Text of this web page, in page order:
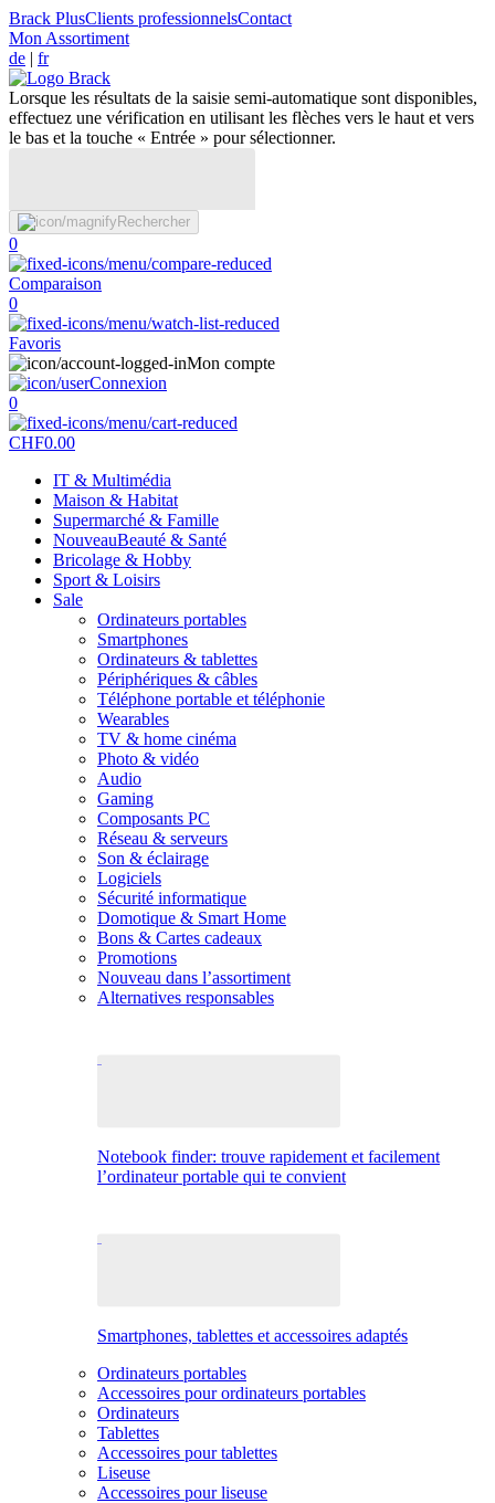
Brack PlusClients professionnelsContact
Mon Assortiment
de | fr
Lorsque les résultats de la saisie semi-automatique sont disponibles,
effectuez une vérification en utilisant les flèches vers le haut et vers
le bas et la touche « Entrée » pour sélectionner.
Rechercher
0
Comparaison
0
Favoris
Mon compte
Connexion
0
CHF0.00
IT & Multimédia
Maison & Habitat
Supermarché & Famille
NouveauBeauté & Santé
Bricolage & Hobby
Sport & Loisirs
Sale
Ordinateurs portables
Smartphones
Ordinateurs & tablettes
Périphériques & câbles
Téléphone portable et téléphonie
Wearables
TV & home cinéma
Photo & vidéo
Audio
Gaming
Composants PC
Réseau & serveurs
Son & éclairage
Logiciels
Sécurité informatique
Domotique & Smart Home
Bons & Cartes cadeaux
Promotions
Nouveau dans l’assortiment
Alternatives responsables
Notebook finder: trouve rapidement et facilement
l’ordinateur portable qui te convient
Smartphones, tablettes et accessoires adaptés
Ordinateurs portables
Accessoires pour ordinateurs portables
Ordinateurs
Tablettes
Accessoires pour tablettes
Liseuse
Accessoires pour liseuse